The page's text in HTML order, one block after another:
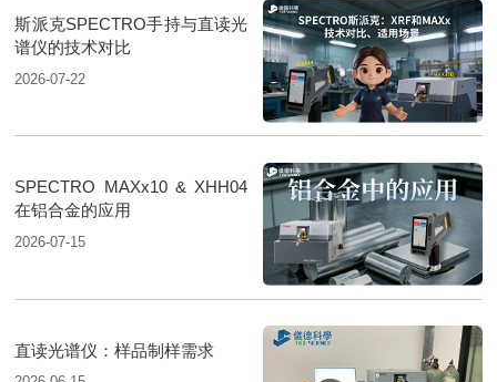
斯派克SPECTRO手持与直读光
谱仪的技术对比
2026-07-22
SPECTRO MAXx10 & XHH04
在铝合金的应用
2026-07-15
直读光谱仪：样品制样需求